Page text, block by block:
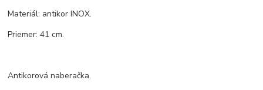
Materiál: antikor INOX.
Priemer: 41 cm.
Antikorová naberačka.